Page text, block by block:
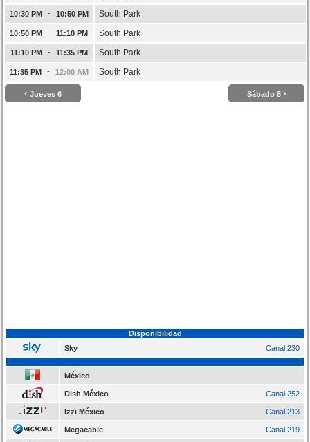
10:30 PM - 10:50 PM South Park
10:50 PM - 11:10 PM South Park
11:10 PM - 11:35 PM South Park
11:35 PM - 12:00 AM South Park
‹ Jueves 6 Sábado 8 ›
Disponibilidad
Sky
Canal 230
México
Dish México Canal 252
Izzi México Canal 213
Megacable Canal 219